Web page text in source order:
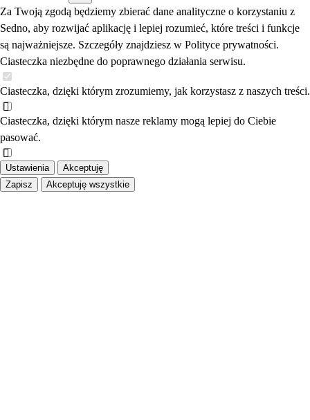
Za Twoją zgodą będziemy zbierać dane analityczne o korzystaniu z
Sedno, aby rozwijać aplikację i lepiej rozumieć, które treści i funkcje
są najważniejsze. Szczegóły znajdziesz w Polityce prywatności.
Ciasteczka niezbędne do poprawnego działania serwisu.
Ciasteczka, dzięki którym zrozumiemy, jak korzystasz z naszych treści.
Ciasteczka, dzięki którym nasze reklamy mogą lepiej do Ciebie
pasować.
Ustawienia
Akceptuję
Zapisz
Akceptuję wszystkie